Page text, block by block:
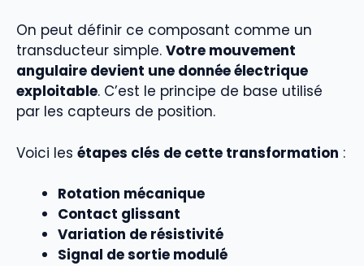
On peut définir ce composant comme un
transducteur simple. Votre mouvement
angulaire devient une donnée électrique
exploitable. C’est le principe de base utilisé
par les capteurs de position.
Voici les étapes clés de cette transformation :
Rotation mécanique
Contact glissant
Variation de résistivité
Signal de sortie modulé